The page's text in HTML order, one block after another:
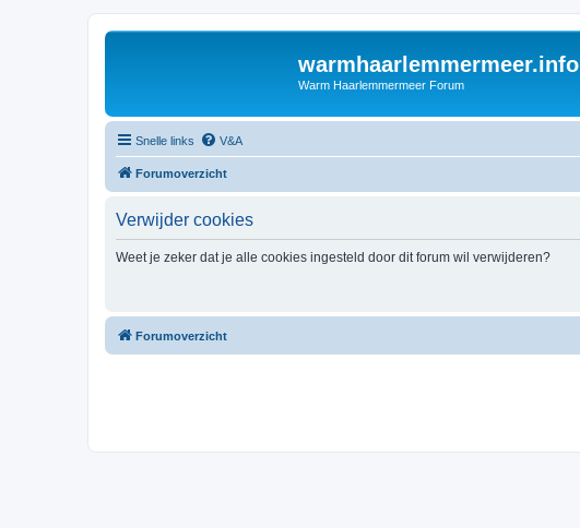
warmhaarlemmermeer.info
Warm Haarlemmermeer Forum
Snelle links V&A
Forumoverzicht
Verwijder cookies
Weet je zeker dat je alle cookies ingesteld door dit forum wil verwijderen?
Forumoverzicht